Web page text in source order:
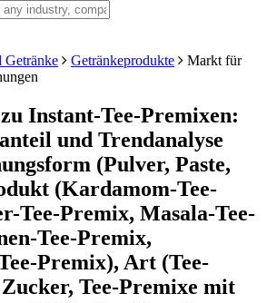
Getränke Getränkeprodukte
Markt für
Instant-Tee-Premixen:
und Trendanalyse
(Pulver, Paste,
(Kardamom-Tee-
Tee-Premix, Masala-Tee-
Tee-Premix,
Premix), Art (Tee-
Tee-Premixe mit